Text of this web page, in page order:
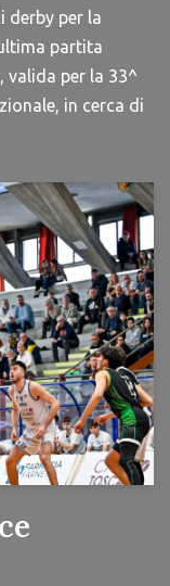
derby per la
partita
valida per la 33^
in cerca di